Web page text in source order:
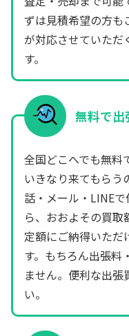
ずは見積希望の方も
が対応させていただ
す。
無料で出
全国どこへでも無料
いきなり来てもらう
話・メール・LINE
ら、おおよその買取
定額にご納得いただ
す。もちろん出張料
ません。便利な出
い。